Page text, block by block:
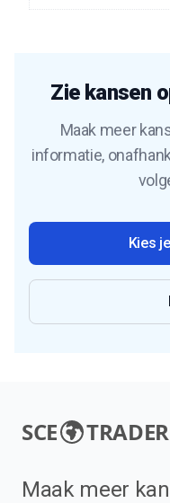
Zie kansen
Maak meer
informatie,
Kies
SCE TRADER
Maak meer